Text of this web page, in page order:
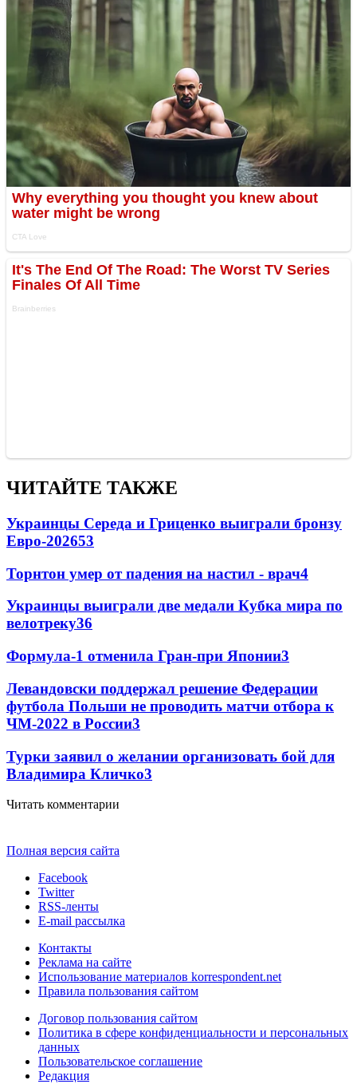
ЧИТАЙТЕ ТАКЖЕ
Украинцы Середа и Гриценко выиграли бронзу
Евро-202653
Торнтон умер от падения на настил - врач4
Украинцы выиграли две медали Кубка мира по
велотреку36
Формула-1 отменила Гран-при Японии3
Левандовски поддержал решение Федерации
футбола Польши не проводить матчи отбора к
ЧМ-2022 в России3
Турки заявил о желании организовать бой для
Владимира Кличко3
Читать комментарии
Полная версия сайта
Facebook
Twitter
RSS-ленты
E-mail рассылка
Контакты
Реклама на сайте
Использование материалов korrespondent.net
Правила пользования сайтом
Договор пользования сайтом
Политика в сфере конфиденциальности и персональных
данных
Пользовательское соглашение
Редакция